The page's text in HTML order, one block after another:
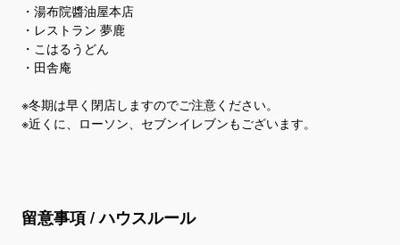
・湯布院醬油屋本店
・レストラン 夢鹿
・こはるうどん
・田舎庵
※冬期は早く閉店しますのでご注意ください。
※近くに、ローソン、セブンイレブンもございます。
留意事項 / ハウスルール